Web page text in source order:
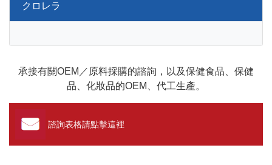
クロレラ
承接有關OEM／原料採購的諮詢，以及保健食品、保健
品、化妝品的OEM、代工生產。
諮詢表格請點擊這裡